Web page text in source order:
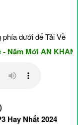
dưới để Tải Về
Mới AN KHANG &
Hay Nhất 2024